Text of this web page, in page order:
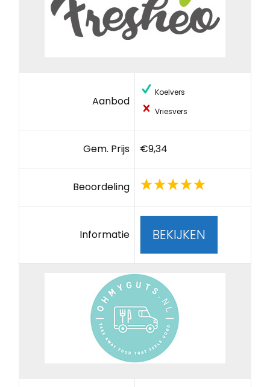
Aanbod
Koelvers
Vriesvers
Gem. Prijs €9,34
Beoordeling
Informatie BEKIJKEN